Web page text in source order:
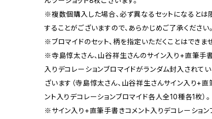
※複数個購入した場合、必ず異なるセットになるとは
することがございますので、あらかじめご了承ください。
※ブロマイドのセット、柄を指定いただくことはできませ
※寺島惇太さん、山谷祥生さんのサイン入り+直筆手
入りデコレーションブロマイドがランダム封入されて
ざいます（寺島惇太さん、山谷祥生さんサイン入り+直
ント入りデコレーションブロマイド各人全10種各1枚）。
※サイン入り+直筆手書きコメント入りデコレーション